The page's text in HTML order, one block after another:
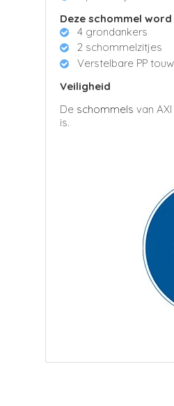
Deze schommel
4 grondankers
2 schommelzitjes
Verstelbare PP
Veiligheid
De schommels van
is.